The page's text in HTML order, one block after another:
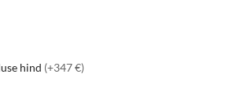
hind (+347 €)